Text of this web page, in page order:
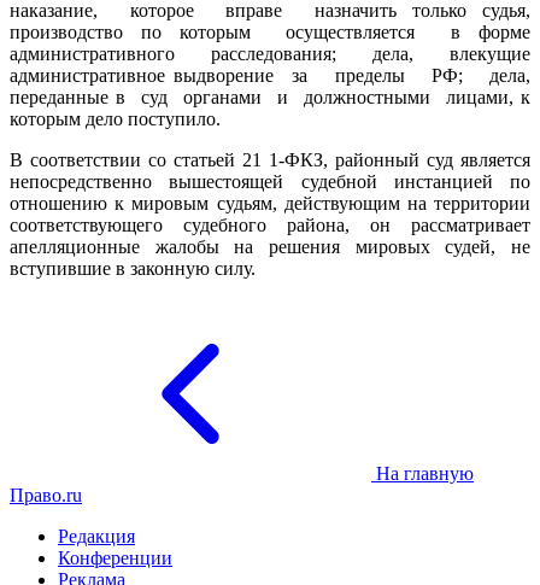
наказание, которое вправе назначить только судья,
производство по которым осуществляется в форме
административного расследования; дела, влекущие
административное выдворение за пределы РФ; дела,
переданные в суд органами и должностными лицами, к
которым дело поступило.
В соответствии со статьей 21 1-ФКЗ, районный суд является
непосредственно вышестоящей судебной инстанцией по
отношению к мировым судьям, действующим на территории
соответствующего судебного района, он рассматривает
апелляционные жалобы на решения мировых судей, не
вступившие в законную силу.
На главную
Право.ru
Редакция
Конференции
Реклама